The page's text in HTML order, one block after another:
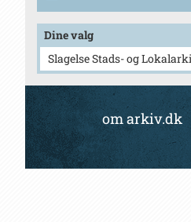
Dine valg
Slagelse Stads- og
om arkiv.dk